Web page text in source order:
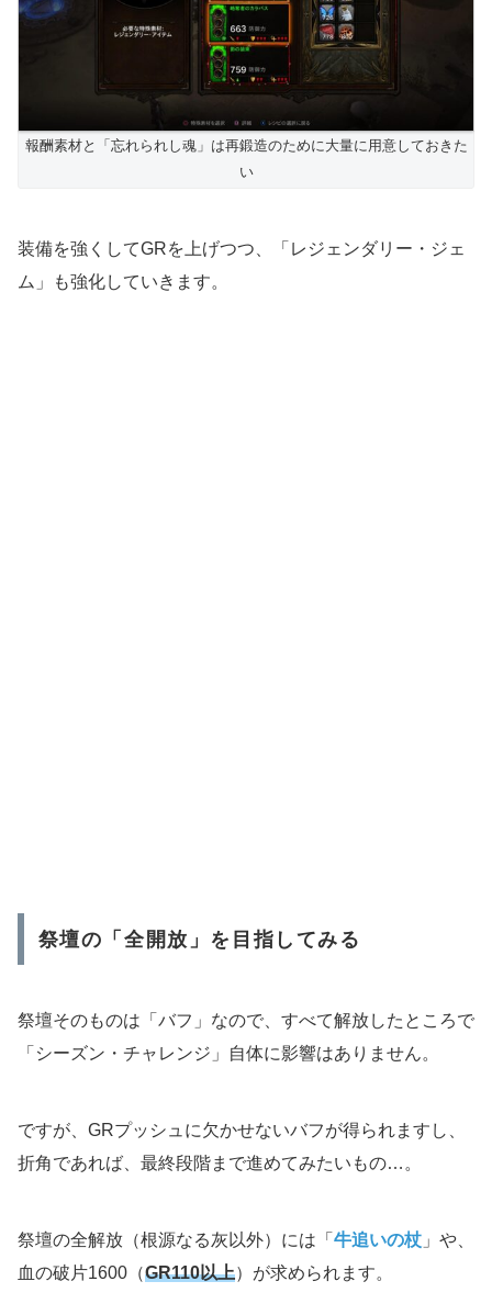
報酬素材と「忘れられし魂」は再鍛造のために大量に用意しておきた
い
装備を強くしてGRを上げつつ、「レジェンダリー・ジェ
ム」も強化していきます。
祭壇の「全開放」を目指してみる
祭壇そのものは「バフ」なので、すべて解放したところで
「シーズン・チャレンジ」自体に影響はありません。
ですが、GRプッシュに欠かせないバフが得られますし、
折角であれば、最終段階まで進めてみたいもの…。
祭壇の全解放（根源なる灰以外）には「 牛追いの杖 」や、
血の破片1600（GR110以上）が求められます。